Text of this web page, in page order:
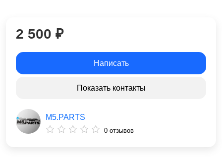
2 500 ₽
Написать
Показать контакты
M5.PARTS
0 отзывов